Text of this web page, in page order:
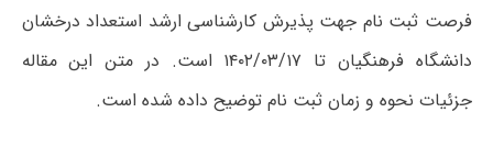
فرصت ثبت نام جهت پذیرش کارشناسی ارشد استعداد درخشان
دانشگاه فرهنگیان تا ۱۴۰۲/۰۳/۱۷ است. در متن این مقاله
جزئیات نحوه و زمان ثبت نام توضیح داده شده است.